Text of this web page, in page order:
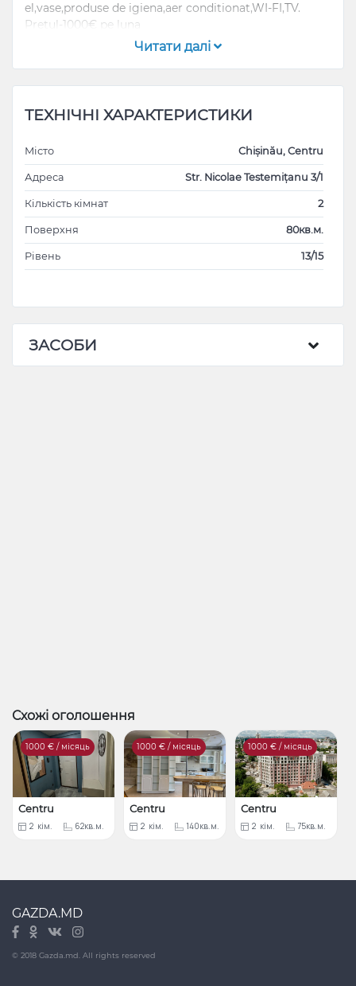
el,vase,produse de igiena,aer conditionat,WI-FI,TV.
Pretul-1000€ pe luna
Тестемицану 3/А
Читати далі
ТЕХНІЧНІ ХАРАКТЕРИСТИКИ
Місто Chișinău, Centru
Адреса Str. Nicolae Testemițanu 3/1
Кількість кімнат 2
Поверхня 80кв.м.
Рівень 13/15
ЗАСОБИ
Схожі оголошення
1000 € / місяць
Centru
2 кім. 62кв.м.
1000 € / місяць
Centru
2 кім. 140кв.м.
1000 € / місяць
Centru
2 кім. 75кв.м.
GAZDA.MD
© 2018 Gazda.md. All rights reserved